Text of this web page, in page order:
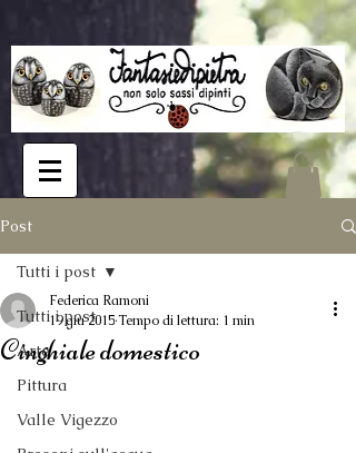
Post
Tutti i post
Arte
Pittura
Valle Vigezzo
Tutti i post
Cinghiale domestico
Federica Ramoni
19 giu 2015Tempo di lettura: 1 min